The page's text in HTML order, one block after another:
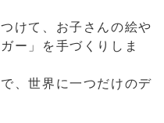
けて、お子さんの絵や
ー」を手づくりしま
、世界に一つだけのデ